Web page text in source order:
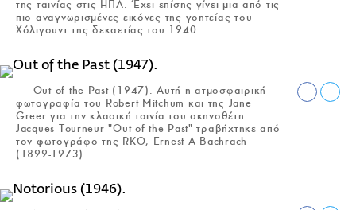
της ταινίας στις ΗΠΑ. Έχει επίσης γίνει μια από τις
πιο αναγνωρισμένες εικόνες της γοητείας του
Χόλιγουντ της δεκαετίας του 1940.
Out of the Past (1947). Αυτή η ατμοσφαιρική
φωτογραφία του Robert Mitchum και της Jane
Greer για την κλασική ταινία του σκηνοθέτη
Jacques Tourneur "Out of the Past" τραβήχτηκε από
τον φωτογράφο της RKO, Ernest A Bachrach
(1899-1973).